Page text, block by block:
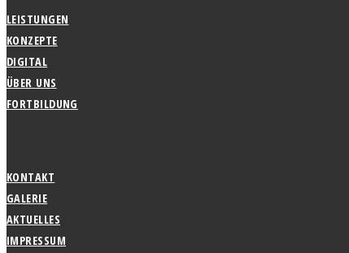
LEISTUNGEN
KONZEPTE
DIGITAL
ÜBER UNS
FORTBILDUNG
KONTAKT
GALERIE
AKTUELLES
IMPRESSUM